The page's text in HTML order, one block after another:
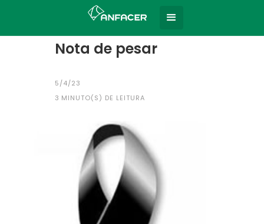
Todas as notícias
Nota de pesar
5/4/23
3 MINUTO(S) DE LEITURA